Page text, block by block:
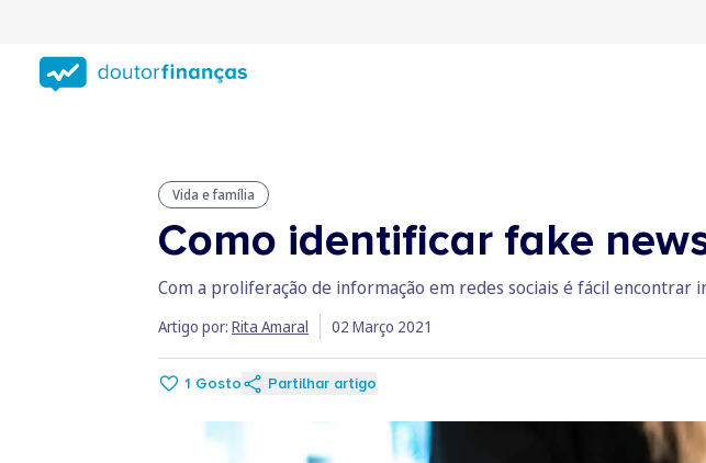
conteúdo
principal
Vida e família
Como identificar fake
Com a proliferação de informação em redes sociais é fácil encontrar
Artigo por: Rita Amaral 02 Março 2021
1 Gosto Partilhar artigo